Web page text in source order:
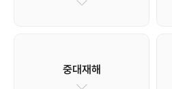
중대재해